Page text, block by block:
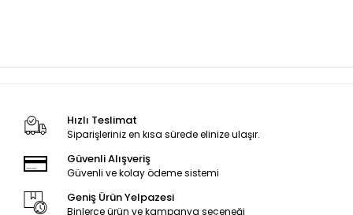
Hızlı Teslimat
Siparişleriniz en kısa sürede elinize ulaşır.
Güvenli Alışveriş
Güvenli ve kolay ödeme sistemi
Geniş Ürün Yelpazesi
Binlerce ürün ve kampanya seçeneği